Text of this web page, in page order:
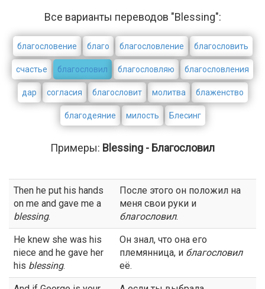
Все варианты переводов "Blessing":
благословение благо благословление благословить
счастье благословил благословляю благословления
дар согласия благословит молитва блаженство
благодеяние милость Блесинг
Примеры: Blessing - Благословил
Then he put his hands
on me and gave me a
blessing.
После этого он положил на
меня свои руки и
благословил.
He knew she was his
niece and he gave her
his blessing.
Он знал, что она его
племянница, и благословил
её.